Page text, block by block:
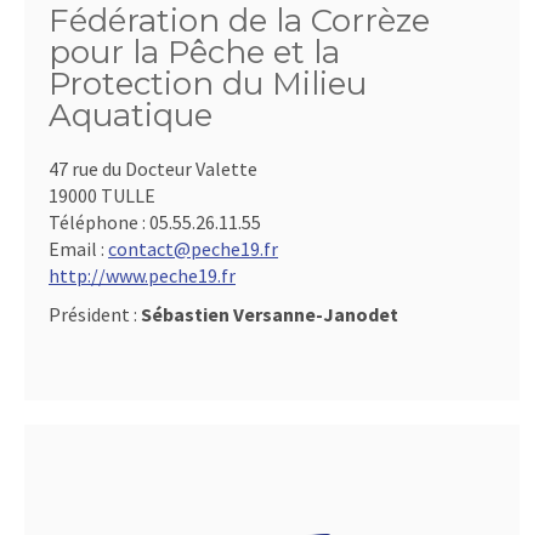
Fédération de la Corrèze
pour la Pêche et la
Protection du Milieu
Aquatique
47 rue du Docteur Valette
19000 TULLE
Téléphone : 05.55.26.11.55
Email : contact@peche19.fr
http://www.peche19.fr
Président : Sébastien Versanne-Janodet